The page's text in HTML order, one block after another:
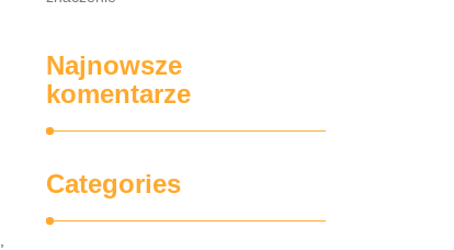
Najnowsze
komentarze
Categories